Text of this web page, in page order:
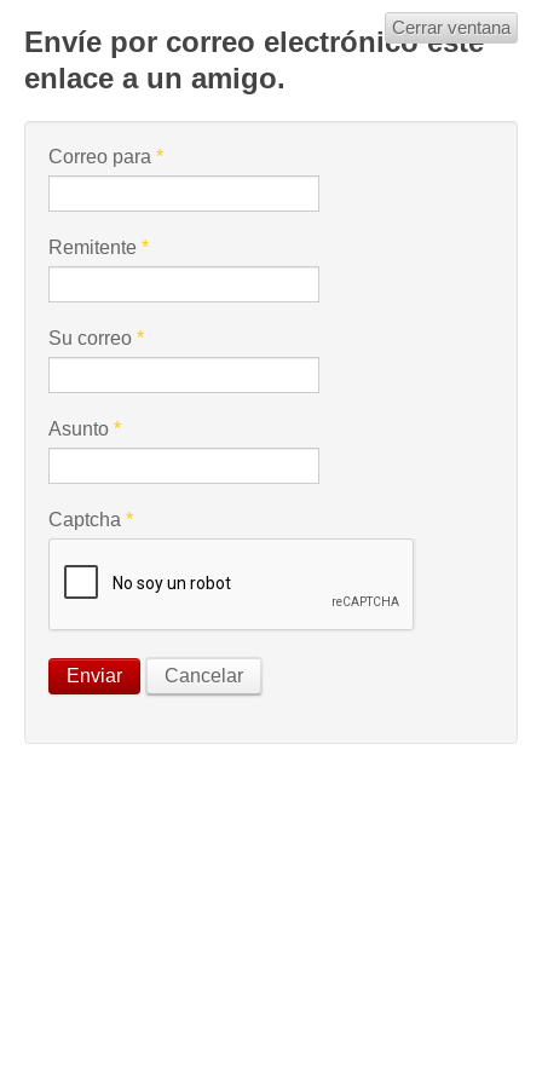
Envíe por correo electrónico este
enlace a un amigo.
Cerrar ventana
Correo para *
Remitente *
Su correo *
Asunto *
Captcha *
Enviar Cancelar